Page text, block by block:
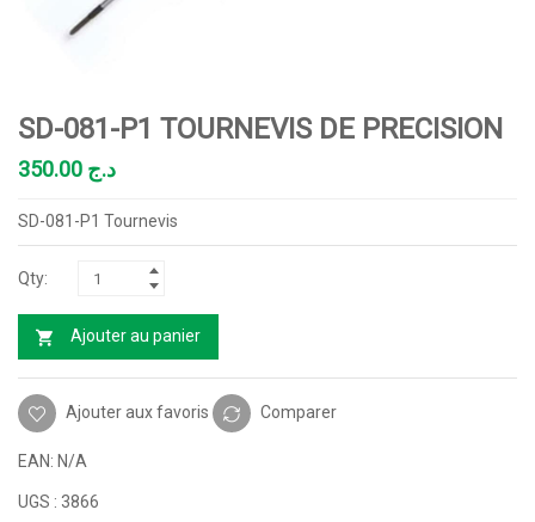
SD-081-P1 TOURNEVIS DE PRECISION
د.ج
SD-081-P1 Tournevis
Ajouter au panier
Ajouter aux favoris Comparer
EAN: N/A
UGS : 3866